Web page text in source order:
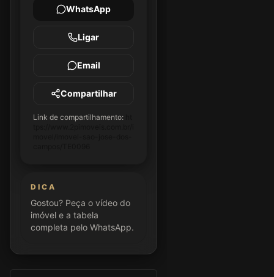
WhatsApp
Ligar
Email
Compartilhar
Link de compartilhamento:
DICA
Gostou? Peça o vídeo do
imóvel e a tabela
completa pelo WhatsApp.